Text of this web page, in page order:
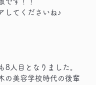
してくださいね♪
8人目となりました。
の美容学校時代の後輩